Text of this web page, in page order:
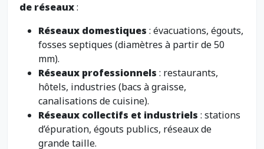
de réseaux:
Réseaux domestiques : évacuations, égouts,
fosses septiques (diamètres à partir de 50
mm).
Réseaux professionnels : restaurants,
hôtels, industries (bacs à graisse,
canalisations de cuisine).
Réseaux collectifs et industriels : stations
d’épuration, égouts publics, réseaux de
grande taille.